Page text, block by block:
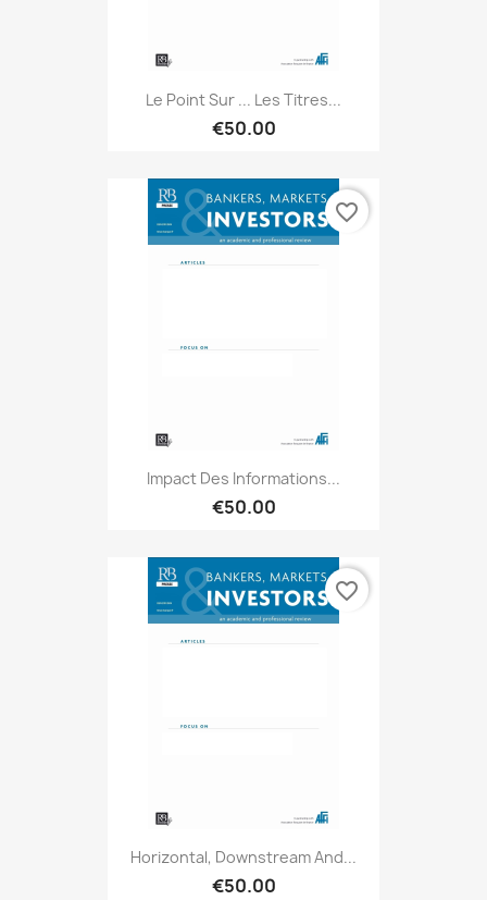
Le Point Sur ... Les Titres...
€50.00
Impact Des Informations...
€50.00
favorite_border
Horizontal, Downstream And...
€50.00
favorite_border